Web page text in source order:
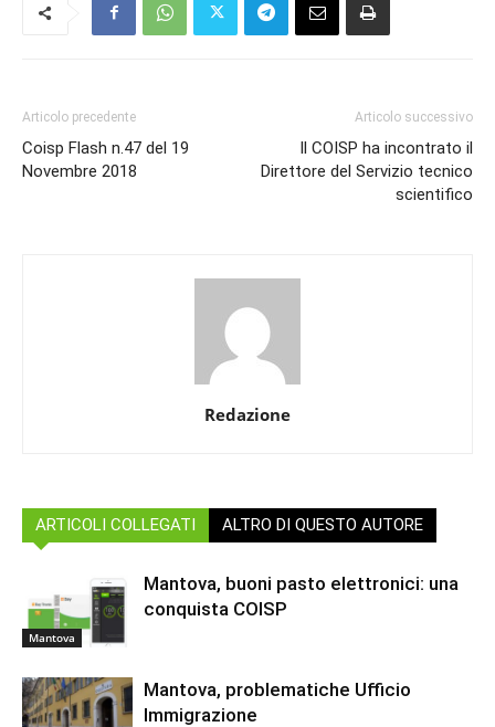
Articolo precedente
Coisp Flash n.47 del 19
Novembre 2018
Articolo successivo
Il COISP ha incontrato il
Direttore del Servizio tecnico
scientifico
Redazione
ARTICOLI COLLEGATI ALTRO DI QUESTO AUTORE
Mantova
Mantova, buoni pasto elettronici: una
conquista COISP
Mantova, problematiche Ufficio
Immigrazione